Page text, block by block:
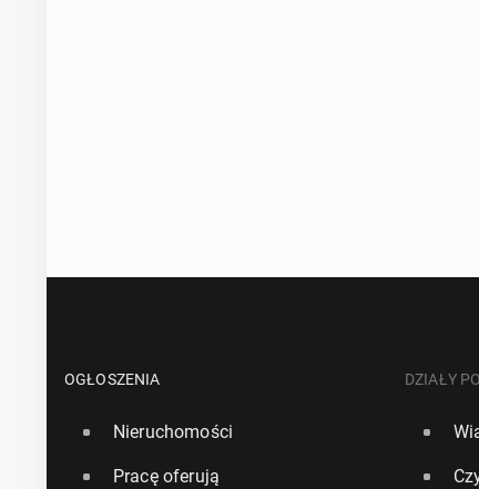
OGŁOSZENIA
Nieruchomości
Pracę oferują
DZIAŁY